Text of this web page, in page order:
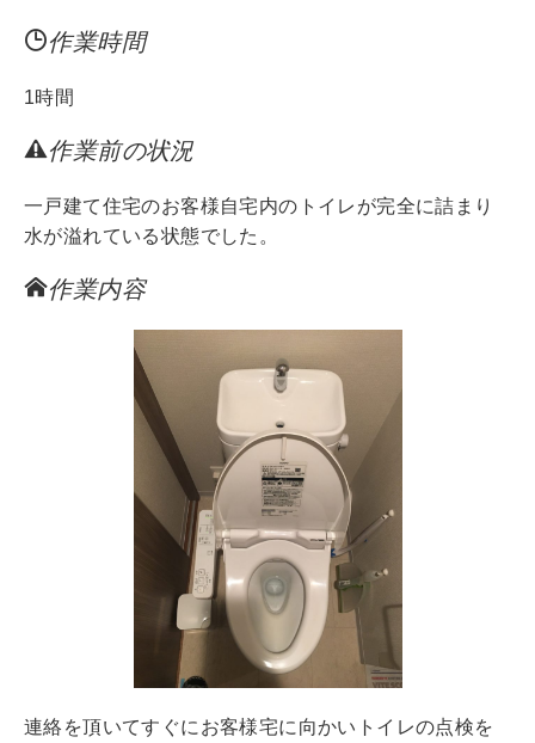
k
作業時間
1時間
作業前の状況
一戸建て住宅のお客様自宅内のトイレが完全に詰まり
水が溢れている状態でした。
作業内容
連絡を頂いてすぐにお客様宅に向かいトイレの点検を